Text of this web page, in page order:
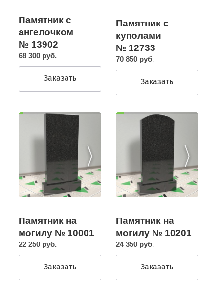
Памятник с
ангелочком
№ 13902
68 300 руб.
Заказать
Памятник с
куполами
№ 12733
70 850 руб.
Заказать
Памятник на
могилу № 10001
22 250 руб.
Заказать
Памятник на
могилу № 10201
24 350 руб.
Заказать